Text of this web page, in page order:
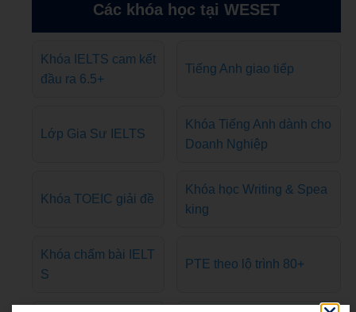
Các khóa học tại WESET
Khóa IELTS cam kết
đầu ra 6.5+
Tiếng Anh giao tiếp
Lớp Gia Sư IELTS
Khóa Tiếng Anh dành cho
Doanh Nghiệp
Khóa TOEIC giải đề
Khóa học Writing & Spea
king
Khóa chấm bài IELT
S
PTE theo lộ trình 80+